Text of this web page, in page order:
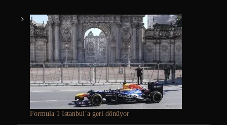
Formula 1 İstanbul’a geri dönüyor